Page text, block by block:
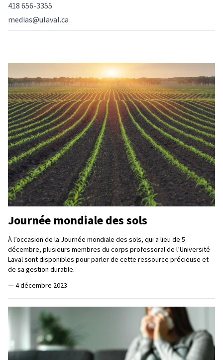
418 656-3355
medias@ulaval.ca
Journée mondiale des sols
À l’occasion de la Journée mondiale des sols, qui a lieu de 5
décembre, plusieurs membres du corps professoral de l’Université
Laval sont disponibles pour parler de cette ressource précieuse et
de sa gestion durable.
— 4 décembre 2023